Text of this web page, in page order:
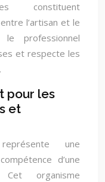
constituent
l’artisan et le
le professionnel
et respecte les
pour les
et
une
d’une
organisme